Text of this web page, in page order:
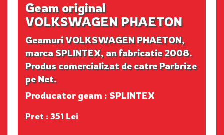
Geam original
VOLKSWAGEN PHAETON
Geamuri VOLKSWAGEN PHAETON,
marca SPLINTEX, an fabricatie 2008.
Produs comercializat de catre Parbrize
pe Net.
Producator geam : SPLINTEX
Pret : 351 Lei